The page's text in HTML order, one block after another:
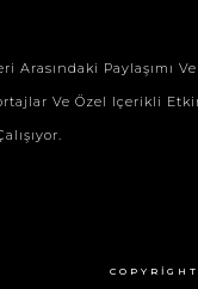
Arasındaki
Ve Özel Içerikli